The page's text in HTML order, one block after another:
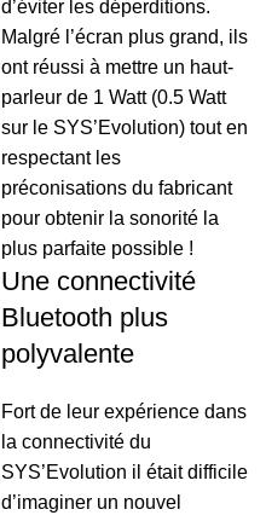
d’éviter les déperditions.
Malgré l’écran plus grand, ils
ont réussi à mettre un haut-
parleur de 1 Watt (0.5 Watt
sur le SYS’Evolution) tout en
respectant les
préconisations du fabricant
pour obtenir la sonorité la
plus parfaite possible !
Une connectivité
Bluetooth plus
polyvalente
Fort de leur expérience dans
la connectivité du
SYS’Evolution il était difficile
d’imaginer un nouvel